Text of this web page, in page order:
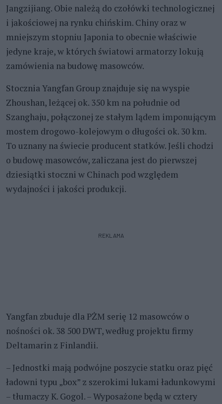
Jangzijiang. Obie należą do czołówki technologicznej
i jakościowej na rynku chińskim. Chiny oraz w
mniejszym stopniu Japonia to obecnie właściwie
jedyne kraje, w których światowi armatorzy lokują
zamówienia na budowę masowców.
Stocznia Yangfan Group znajduje się na wyspie
Zhoushan, leżącej ok. 350 km na południe od
Szanghaju, połączonej ze stałym lądem imponującym
mostem drogowo-kolejowym o długości ok. 30 km.
To uznany na świecie producent statków. Jeśli chodzi
o budowę masowców, zaliczana jest do pierwszej
dziesiątki stoczni w Chinach pod względem
wydajności i jakości produkcji.
REKLAMA
Yangfan zbuduje dla PŻM serię 12 masowców o
nośności ok. 38 500 DWT, według projektu firmy
Deltamarin z Finlandii.
– Jednostki mają podwójne poszycie statku oraz pięć
ładowni typu „box” z szerokimi lukami ładunkowymi
– tłumaczy K. Gogol. – Wyposażone będą w cztery